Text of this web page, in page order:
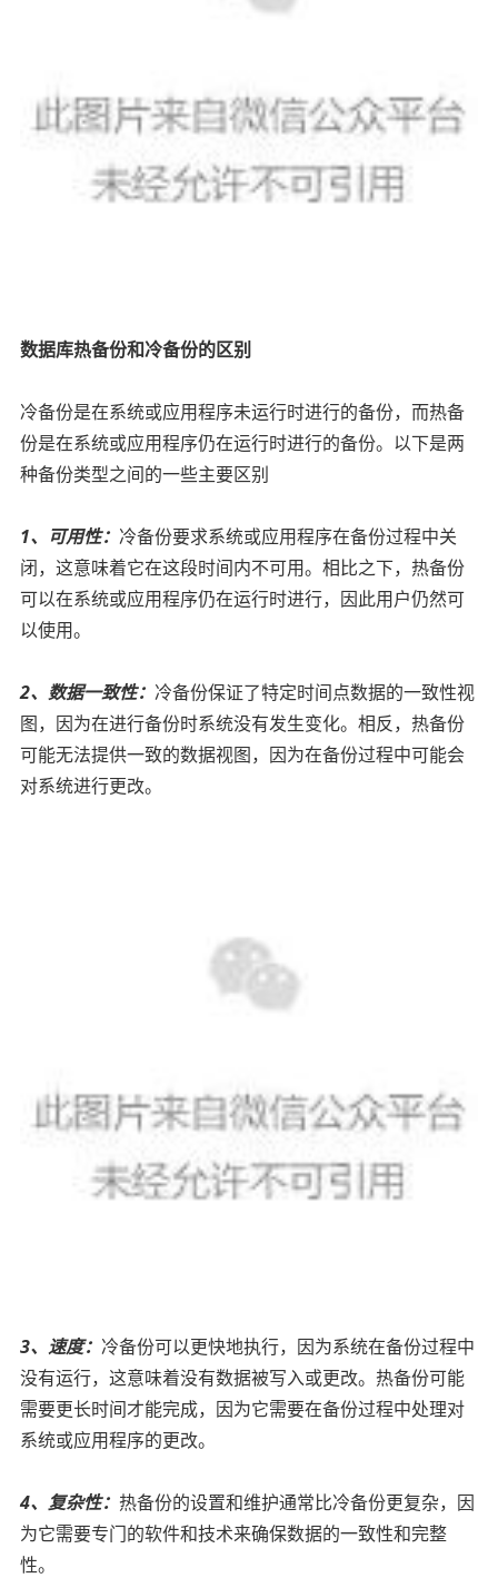
数据库热备份和冷备份的区别
冷备份是在系统或应用程序未运行时进行的备份，而热备
份是在系统或应用程序仍在运行时进行的备份。以下是两
种备份类型之间的一些主要区别
1、可用性： 冷备份要求系统或应用程序在备份过程中关
闭，这意味着它在这段时间内不可用。相比之下，热备份
可以在系统或应用程序仍在运行时进行，因此用户仍然可
以使用。
2、数据一致性： 冷备份保证了特定时间点数据的一致性视
图，因为在进行备份时系统没有发生变化。相反，热备份
可能无法提供一致的数据视图，因为在备份过程中可能会
对系统进行更改。
3、速度： 冷备份可以更快地执行，因为系统在备份过程中
没有运行，这意味着没有数据被写入或更改。热备份可能
需要更长时间才能完成，因为它需要在备份过程中处理对
系统或应用程序的更改。
4、复杂性： 热备份的设置和维护通常比冷备份更复杂，因
为它需要专门的软件和技术来确保数据的一致性和完整
性。